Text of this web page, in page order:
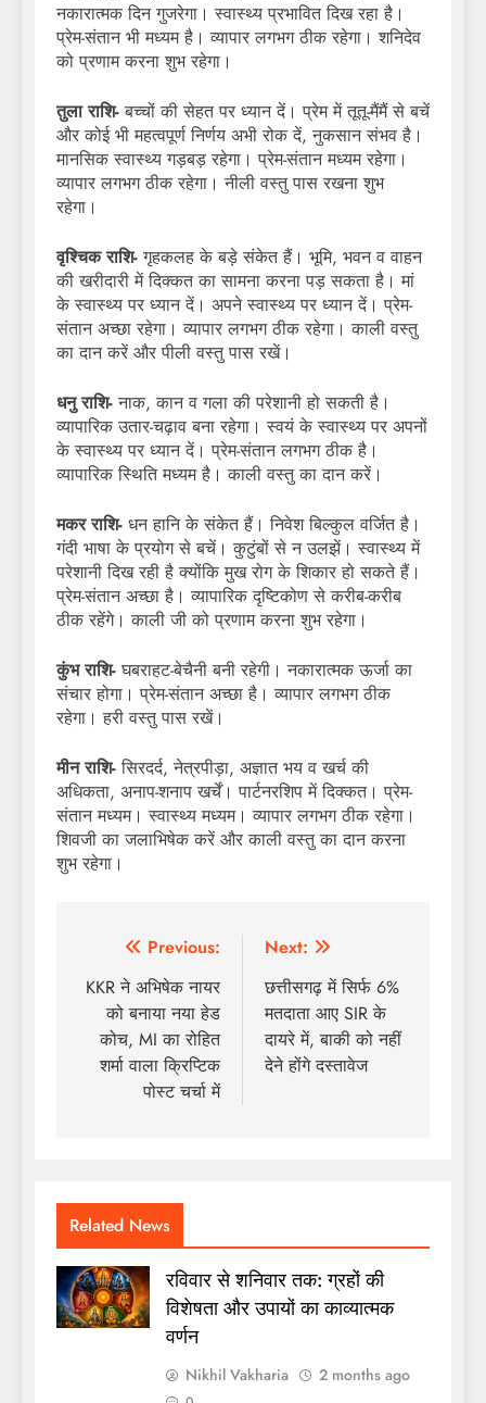
नकारात्मक दिन गुजरेगा। स्वास्थ्य प्रभावित दिख रहा है।
प्रेम-संतान भी मध्यम है। व्यापार लगभग ठीक रहेगा। शनिदेव
को प्रणाम करना शुभ रहेगा।
तुला राशि-बच्चों की सेहत पर ध्यान दें। प्रेम में तूतू-मैंमैं से बचें
और कोई भी महत्वपूर्ण निर्णय अभी रोक दें, नुकसान संभव है।
मानसिक स्वास्थ्य गड़बड़ रहेगा। प्रेम-संतान मध्यम रहेगा।
व्यापार लगभग ठीक रहेगा। नीली वस्तु पास रखना शुभ
रहेगा।
वृश्चिक राशि-गृहकलह के बड़े संकेत हैं। भूमि, भवन व वाहन
की खरीदारी में दिक्कत का सामना करना पड़ सकता है। मां
के स्वास्थ्य पर ध्यान दें। अपने स्वास्थ्य पर ध्यान दें। प्रेम-
संतान अच्छा रहेगा। व्यापार लगभग ठीक रहेगा। काली वस्तु
का दान करें और पीली वस्तु पास रखें।
धनु राशि-नाक, कान व गला की परेशानी हो सकती है।
व्यापारिक उतार-चढ़ाव बना रहेगा। स्वयं के स्वास्थ्य पर अपनों
के स्वास्थ्य पर ध्यान दें। प्रेम-संतान लगभग ठीक है।
व्यापारिक स्थिति मध्यम है। काली वस्तु का दान करें।
मकर राशि- धन हानि के संकेत हैं। निवेश बिल्कुल वर्जित है।
गंदी भाषा के प्रयोग से बचें। कुटुंबों से न उलझें। स्वास्थ्य में
परेशानी दिख रही है क्योंकि मुख रोग के शिकार हो सकते हैं।
प्रेम-संतान अच्छा है। व्यापारिक दृष्टिकोण से करीब-करीब
ठीक रहेंगे। काली जी को प्रणाम करना शुभ रहेगा।
कुंभ राशि-घबराहट-बेचैनी बनी रहेगी। नकारात्मक ऊर्जा का
संचार होगा। प्रेम-संतान अच्छा है। व्यापार लगभग ठीक
रहेगा। हरी वस्तु पास रखें।
मीन राशि-सिरदर्द, नेत्रपीड़ा, अज्ञात भय व खर्च की
अधिकता, अनाप-शनाप खर्चें। पार्टनरशिप में दिक्कत। प्रेम-
संतान मध्यम। स्वास्थ्य मध्यम। व्यापार लगभग ठीक रहेगा।
शिवजी का जलाभिषेक करें और काली वस्तु का दान करना
शुभ रहेगा।
Post
navigation
Previous:
KKR ने अभिषेक नायर
को बनाया नया हेड
कोच, MI का रोहित
शर्मा वाला क्रिप्टिक
पोस्ट चर्चा में
Next:
छत्तीसगढ़ में सिर्फ 6%
मतदाता आए SIR के
दायरे में, बाकी को नहीं
देने होंगे दस्तावेज
Related News
रविवार से शनिवार तक: ग्रहों की
विशेषता और उपायों का काव्यात्मक
वर्णन
Nikhil Vakharia 2 months ago